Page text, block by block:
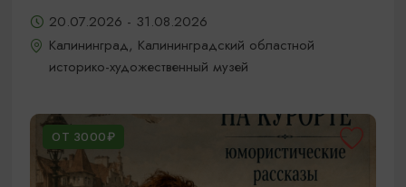
20.07.2026 - 31.08.2026
Калининград, Калининградский областной
историко-художественный музей
ОТ 3000₽